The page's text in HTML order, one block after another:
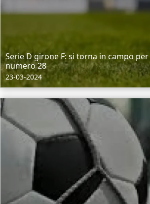
Serie D girone F: si torna in campo
numero 28
23-03-2024